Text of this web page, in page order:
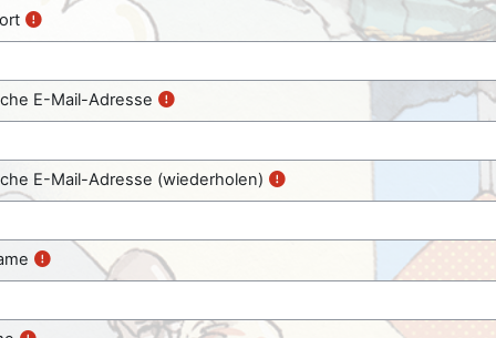
E-Mail-Adresse
E-Mail-Adresse (wiederholen)